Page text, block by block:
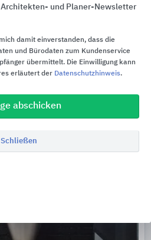
und Planer-Newsletter
damit einverstanden, dass die
und Bürodaten zum Kundenservice
übermittelt. Die Einwilligung kann
erläutert der Datenschutzhinweis.
abschicken
Schließen